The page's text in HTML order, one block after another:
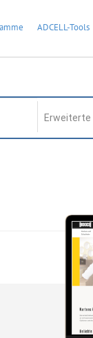
ADCELL-Tools
Erweiterte